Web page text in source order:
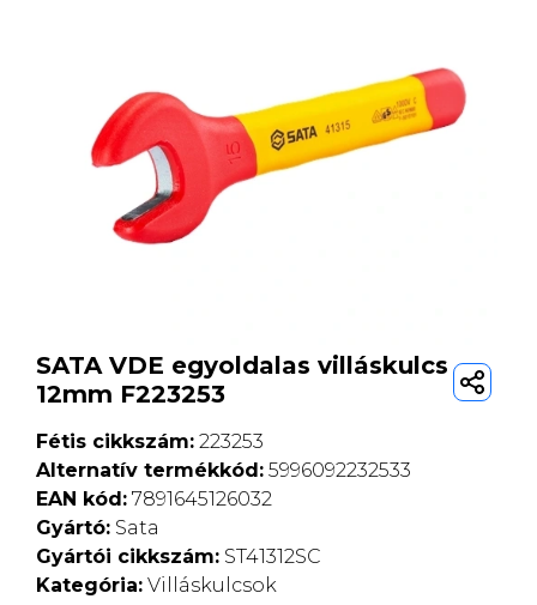
SATA VDE egyoldalas villáskulcs
12mm F223253
Fétis cikkszám: 223253
Alternatív termékkód: 5996092232533
EAN kód: 7891645126032
Gyártó: Sata
Gyártói cikkszám: ST41312SC
Kategória: Villáskulcsok